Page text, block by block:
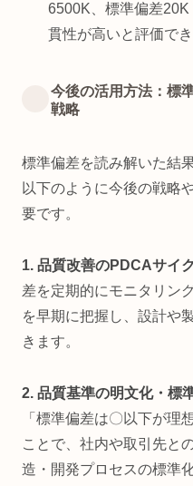
6500K、標準偏差
貫性が高いと評価でき
今後の活用方法：標
戦略
標準偏差を読み解いた結
以下のように今後の戦略
要です。
1. 品質改善のPDCAサイ
差を定期的にモニタリン
を早期に把握し、設計や
きます。
2. 品質基準の明文化・標
「標準偏差は〇以下が理
ことで、社内や取引先と
造・開発プロセスの標準